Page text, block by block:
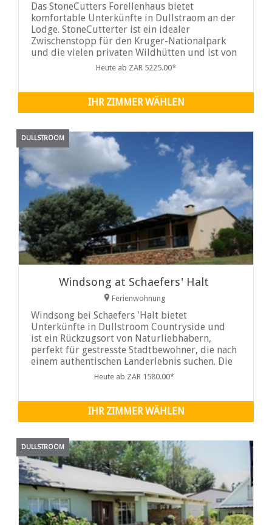
Das StoneCutters Forellenhaus bietet
komfortable Unterkünfte in Dullstraom an der
Lodge. StoneCutterter ist ein idealer
Zwischenstopp für den Kruger-Nationalpark
und die vielen privaten Wildhütten und ist von
nur einem Kilometer Schmutzstraße von der
Heute ab ZAR 5225.00*
IHR ZIMMER WÄHLEN
DULLSTROOM
Windsong at Schaefers' Halt
Ferienwohnung
Windsong bei Schaefers 'Halt bietet
Unterkünfte in Dullstroom Countryside und
ist ein Rückzugsort von Naturliebhabern,
perfekt für gestresste Stadtbewohner, die nach
einem authentischen Landerlebnis suchen. Die
nahe gelegene malerische Stadt Dullstroom
Heute ab ZAR 1580.00*
IHR ZIMMER WÄHLEN
DULLSTROOM